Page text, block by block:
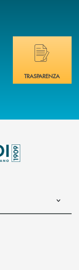
immediata?
Hai bisogno di
TRASPARENZA